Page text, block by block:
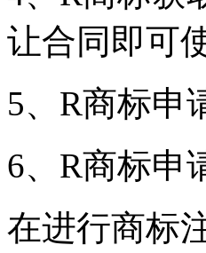
让合同即可
5、R商标申
6、R商标申
在进行商标